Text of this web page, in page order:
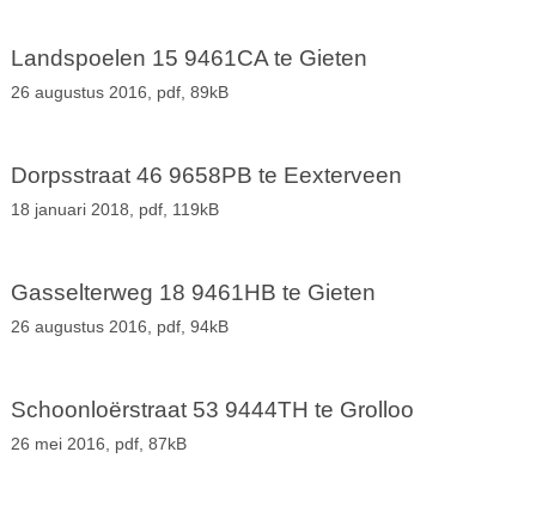
Landspoelen 15 9461CA te Gieten
26 augustus 2016, pdf, 89kB
Dorpsstraat 46 9658PB te Eexterveen
18 januari 2018, pdf, 119kB
Gasselterweg 18 9461HB te Gieten
26 augustus 2016, pdf, 94kB
Schoonloërstraat 53 9444TH te Grolloo
26 mei 2016, pdf, 87kB